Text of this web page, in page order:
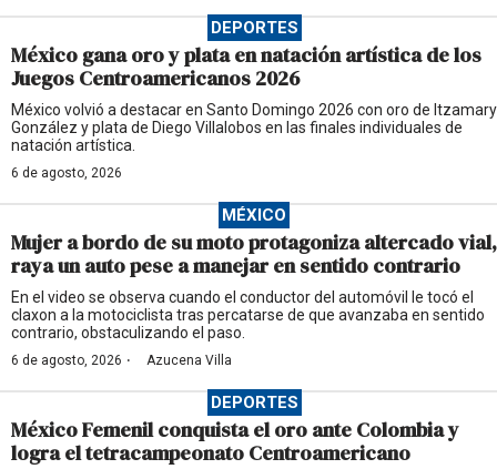
DEPORTES
México gana oro y plata en natación artística de los
Juegos Centroamericanos 2026
México volvió a destacar en Santo Domingo 2026 con oro de Itzamary
González y plata de Diego Villalobos en las finales individuales de
natación artística.
6 de agosto, 2026
MÉXICO
Mujer a bordo de su moto protagoniza altercado vial,
raya un auto pese a manejar en sentido contrario
En el video se observa cuando el conductor del automóvil le tocó el
claxon a la motociclista tras percatarse de que avanzaba en sentido
contrario, obstaculizando el paso.
6 de agosto, 2026 · Azucena Villa
DEPORTES
México Femenil conquista el oro ante Colombia y
logra el tetracampeonato Centroamericano